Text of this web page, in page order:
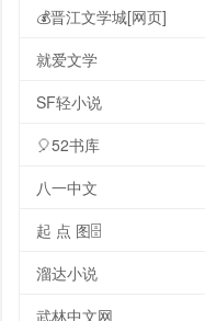
💰晋江文学城[网页]
就爱文学
SF轻小说
🎈52书库
八一中文
起 点 图🗄
溜达小说
武林中文网